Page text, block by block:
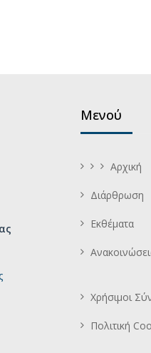
Μενού
Αρχική
Διάρθρωση
Εκθέματα
Χρήσιμοι
Πολιτική